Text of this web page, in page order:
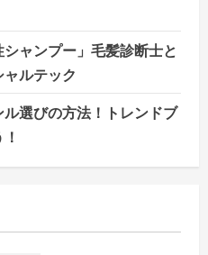
シャンプー」毛髪診断士と
ルテック
選びの方法！トレンドブ